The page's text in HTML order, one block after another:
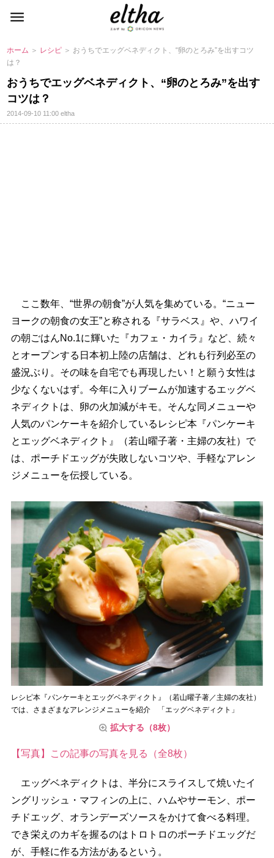
ホーム ＞ レシピ ＞ おうちでエッグベネディクト、“卵のとろみ”を出すコツ
は？
おうちでエッグベネディクト、“卵のとろみ”を出す
コツは？
2014-09-10 11:00eltha
ここ数年、“世界の朝食”が人気を集めている。“ニュー
ヨークの朝食の女王”と称される『サラベス』や、ハワイ
の朝ごはんNo.1に輝いた『カフェ・カイラ』など、続々
とオープンする日本初上陸の店舗は、どれも行列必至の
盛況ぶり。その味を自宅でも再現したい！と願う女性は
少なくないはず。今年に入りブームが加速するエッグベ
ネディクトは、卵の火加減がキモ。そんな同メニュー
人気のパンケーキを紹介しているレシピ本『パンケーキ
とエッグベネディクト』（若山曜子著・主婦の友社）で
は、ポーチドエッグが失敗しないコツや、手軽なアレン
ジメニューを伝授している。
レシピ本『パンケーキとエッグベネディクト』（若山曜子著／主婦の友社）
では、さまざまなアレンジメニューを紹介 「エッグベネディクト」
拡大する（8枚）
【写真】この記事の写真を見る（全8枚）
エッグベネディクトは、半分にスライスして焼いたイ
ングリッシュ・マフィンの上に、ハムやサーモン、ポー
チドエッグ、オランデーズソースをかけて食べる料理。
でき栄えのカギを握るのはトロトロのポーチドエッグだ
が、手軽に作る方法があるという。